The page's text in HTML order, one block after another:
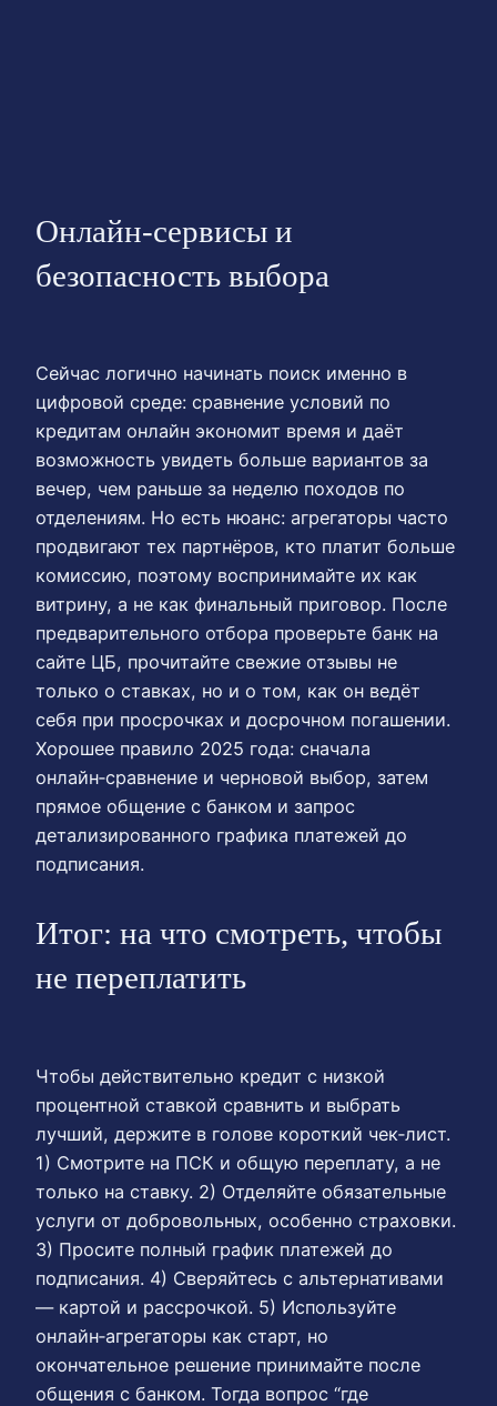
Онлайн‑сервисы и
безопасность выбора
Сейчас логично начинать поиск именно в
цифровой среде: сравнение условий по
кредитам онлайн экономит время и даёт
возможность увидеть больше вариантов за
вечер, чем раньше за неделю походов по
отделениям. Но есть нюанс: агрегаторы часто
продвигают тех партнёров, кто платит больше
комиссию, поэтому воспринимайте их как
витрину, а не как финальный приговор. После
предварительного отбора проверьте банк на
сайте ЦБ, прочитайте свежие отзывы не
только о ставках, но и о том, как он ведёт
себя при просрочках и досрочном погашении.
Хорошее правило 2025 года: сначала
онлайн‑сравнение и черновой выбор, затем
прямое общение с банком и запрос
детализированного графика платежей до
подписания.
Итог: на что смотреть, чтобы
не переплатить
Чтобы действительно кредит с низкой
процентной ставкой сравнить и выбрать
лучший, держите в голове короткий чек‑лист.
1) Смотрите на ПСК и общую переплату, а не
только на ставку. 2) Отделяйте обязательные
услуги от добровольных, особенно страховки.
3) Просите полный график платежей до
подписания. 4) Сверяйтесь с альтернативами
— картой и рассрочкой. 5) Используйте
онлайн‑агрегаторы как старт, но
окончательное решение принимайте после
общения с банком. Тогда вопрос “где